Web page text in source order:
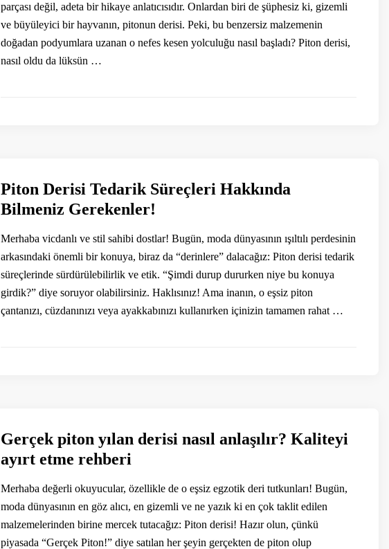
parçası değil, adeta bir hikaye anlatıcısıdır. Onlardan biri de şüphesiz ki, gizemli
ve büyüleyici bir hayvanın, pitonun derisi. Peki, bu benzersiz malzemenin
doğadan podyumlara uzanan o nefes kesen yolculuğu nasıl başladı? Piton derisi,
nasıl oldu da lüksün …
Piton Derisi Tedarik Süreçleri Hakkında
Bilmeniz Gerekenler!
Merhaba vicdanlı ve stil sahibi dostlar! Bugün, moda dünyasının ışıltılı perdesinin
arkasındaki önemli bir konuya, biraz da “derinlere” dalacağız: Piton derisi tedarik
süreçlerinde sürdürülebilirlik ve etik. “Şimdi durup dururken niye bu konuya
girdik?” diye soruyor olabilirsiniz. Haklısınız! Ama inanın, o eşsiz piton
çantanızı, cüzdanınızı veya ayakkabınızı kullanırken içinizin tamamen rahat …
Gerçek piton yılan derisi nasıl anlaşılır? Kaliteyi
ayırt etme rehberi
Merhaba değerli okuyucular, özellikle de o eşsiz egzotik deri tutkunları! Bugün,
moda dünyasının en göz alıcı, en gizemli ve ne yazık ki en çok taklit edilen
malzemelerinden birine mercek tutacağız: Piton derisi! Hazır olun, çünkü
piyasada “Gerçek Piton!” diye satılan her şeyin gerçekten de piton olup